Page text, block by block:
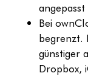
Bei
begrenzt.
günstiger
Dropbox,